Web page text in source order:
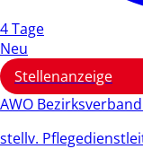
4 Tage
Neu
Stellenanzeige
AWO
stellv.